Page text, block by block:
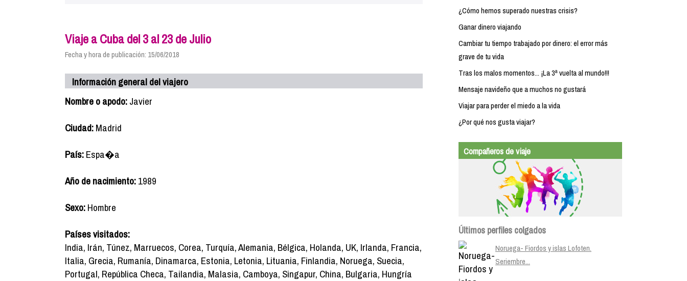
Viaje a Cuba del 3 al 23 de Julio
Fecha y hora de publicación: 15/06/2018
Información general del viajero
Nombre o apodo:Javier
Ciudad:Madrid
País:Espa�a
Año de nacimiento:1989
Sexo:Hombre
Países visitados:
India, Irán, Túnez, Marruecos, Corea, Turquía, Alemania, Bélgica, Holanda, UK, Irlanda, Francia,
Italia, Grecia, Rumanía, Dinamarca, Estonia, Letonia, Lituania, Finlandia, Noruega, Suecia,
Portugal, República Checa, Tailandia, Malasia, Camboya, Singapur, China, Bulgaria, Hungría
¿Cómo hemos superado nuestras crisis?
Ganar dinero viajando
Cambiar tu tiempo trabajado por dinero: el error más
grave de tu vida
Tras los malos momentos... ¡La 3ª vuelta al mundo!!!
Mensaje navideño que a muchos no gustará
Viajar para perder el miedo a la vida
¿Por qué nos gusta viajar?
Compañeros de viaje
Últimos perfiles colgados
Noruega- Fiordos y islas Lofoten.
Seriembre...